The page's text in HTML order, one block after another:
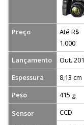
Preço
Até R$
1.000
Lançamento
Out.
Espessura
8,13 cm
Peso
415 g
Sensor
CCD